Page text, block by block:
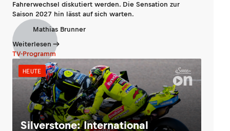
Fahrerwechsel diskutiert werden. Die Sensation zur
Saison 2027 hin lässt auf sich warten.
Mathias Brunner
Weiterlesen
TV-Programm
HEUTE
Silverstone: International